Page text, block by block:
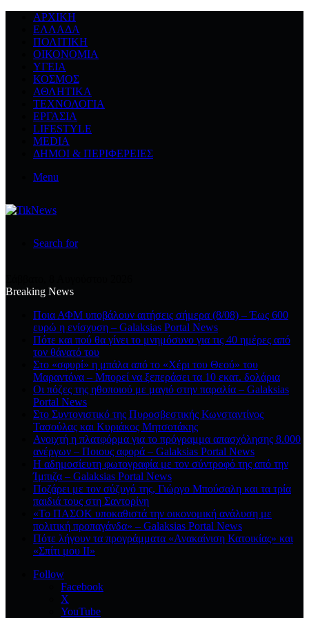
ΑΡΧΙΚΉ
ΕΛΛΆΔΑ
ΠΟΛΙΤΙΚΉ
ΟΙΚΟΝΟΜΊΑ
ΥΓΕΊΑ
ΚΌΣΜΟΣ
ΑΘΛΗΤΙΚΆ
ΤΕΧΝΟΛΟΓΙΆ
ΕΡΓΑΣΊΑ
LIFESTYLE
MEDIA
ΔΉΜΟΙ & ΠΕΡΙΦΈΡΕΙΕΣ
Menu
Search for
Breaking News
Ποια ΑΦΜ υποβάλουν αιτήσεις σήμερα (8/08) – Έως 600
ευρώ η ενίσχυση – Galaksias Portal News
Πότε και πού θα γίνει το μνημόσυνο για τις 40 ημέρες από
τον θάνατό του
Στο «σφυρί» η μπάλα από το «Χέρι του Θεού» του
Μαραντόνα – Μπορεί να ξεπεράσει τα 10 εκατ. δολάρια
Οι πόζες της ηθοποιού με μαγιό στην παραλία – Galaksias
Portal News
Στο Συντονιστικό της Πυροσβεστικής Κωνσταντίνος
Τασούλας και Κυριάκος Μητσοτάκης
Ανοιχτή η πλατφόρμα για το πρόγραμμα απασχόλησης 8.000
ανέργων – Ποιους αφορά – Galaksias Portal News
Η αδημοσίευτη φωτογραφία με τον σύντροφό της από την
Ίμπιζα – Galaksias Portal News
Ποζάρει με τον σύζυγό της, Γιώργο Μπούσαλη και τα τρία
παιδιά τους στη Σαντορίνη
«Το ΠΑΣΟΚ υποκαθιστά την οικονομική ανάλυση με
πολιτική προπαγάνδα» – Galaksias Portal News
Πότε λήγουν τα προγράμματα «Ανακαίνιση Κατοικίας» και
«Σπίτι μου ΙΙ»
Follow
Facebook
X
YouTube